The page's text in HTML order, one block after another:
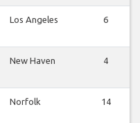
Los Angeles 6
New Haven 4
Norfolk 14